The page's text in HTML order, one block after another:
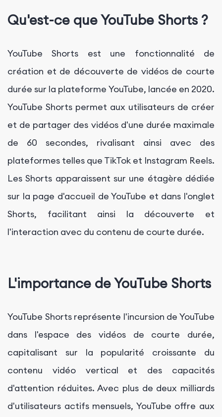
Qu'est-ce que YouTube Shorts ?
YouTube Shorts est une fonctionnalité de
création et de découverte de vidéos de courte
durée sur la plateforme YouTube, lancée en 2020.
YouTube Shorts permet aux utilisateurs de créer
et de partager des vidéos d'une durée maximale
de 60 secondes, rivalisant ainsi avec des
plateformes telles que TikTok et Instagram Reels.
Les Shorts apparaissent sur une étagère dédiée
sur la page d'accueil de YouTube et dans l'onglet
Shorts, facilitant ainsi la découverte et
l'interaction avec du contenu de courte durée.
L'importance de YouTube Shorts
YouTube Shorts représente l'incursion de YouTube
dans l'espace des vidéos de courte durée,
capitalisant sur la popularité croissante du
contenu vidéo vertical et des capacités
d'attention réduites. Avec plus de deux milliards
d'utilisateurs actifs mensuels, YouTube offre aux